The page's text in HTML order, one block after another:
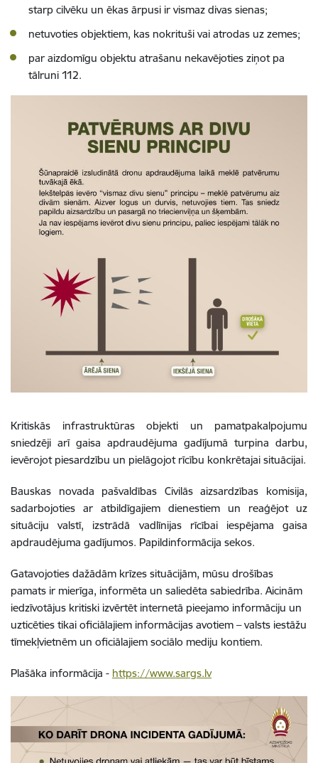
starp cilvēku un ēkas ārpusi ir vismaz divas sienas;
netuvoties objektiem, kas nokrituši vai atrodas uz zemes;
par aizdomīgu objektu atrašanu nekavējoties ziņot pa
tālruni 112.
Kritiskās infrastruktūras objekti un pamatpakalpojumu
sniedzēji arī gaisa apdraudējuma gadījumā turpina darbu,
ievērojot piesardzību un pielāgojot rīcību konkrētajai situācijai.
Bauskas novada pašvaldības Civilās aizsardzības komisija,
sadarbojoties ar atbildīgajiem dienestiem un reaģējot uz
situāciju valstī, izstrādā vadlīnijas rīcībai iespējama gaisa
apdraudējuma gadījumos. Papildinformācija sekos.
Gatavojoties dažādām krīzes situācijām, mūsu drošības
pamats ir mierīga, informēta un saliedēta sabiedrība. Aicinām
iedzīvotājus kritiski izvērtēt internetā pieejamo informāciju un
uzticēties tikai oficiālajiem informācijas avotiem – valsts iestāžu
tīmekļvietnēm un oficiālajiem sociālo mediju kontiem.
Plašāka informācija - https://www.sargs.lv